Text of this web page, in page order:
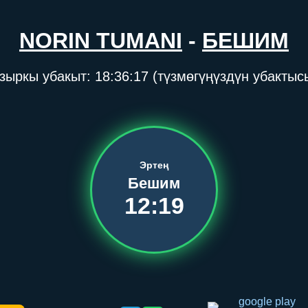
NORIN TUMANI - БЕШИМ
убакыт: 18:36:18(түзмөгүңүздүн
Эртең
Бешим
12:19